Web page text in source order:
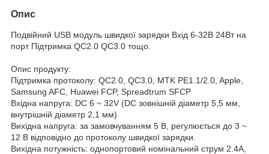
Опис
Подвійний USB модуль швидкої зарядки Вхід 6-32В 24Вт на
порт Підтримка QC2.0 QC3.0 тощо.
Опис продукту:
Підтримка протоколу: QC2.0, QC3.0, MTK PE1.1/2.0, Apple,
Samsung AFC, Huawei FCP, Spreadtrum SFCP
Вхідна напруга: DC 6 ~ 32V (DC зовнішній діаметр 5,5 мм,
внутрішній діаметр 2,1 мм)
Вихідна напруга: за замовчуванням 5 В, регулюється до 3 ~
12 В відповідно до протоколу швидкої зарядки.
Вихідна потужність: однопортовий номінальний струм 2.4A,